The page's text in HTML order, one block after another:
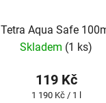
Tetra Aqua Safe
Skladem (1 ks)
119 Kč
Měrná
1 190 Kč / 1 l